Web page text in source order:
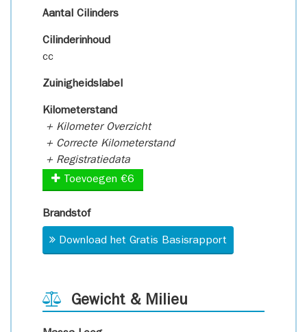
Aantal Cilinders
Cilinderinhoud
cc
Zuinigheidslabel
Kilometerstand
+ Kilometer Overzicht
+ Correcte Kilometerstand
+ Registratiedata
Toevoegen €6
Brandstof
Download het Gratis Basisrapport
Gewicht & Milieu